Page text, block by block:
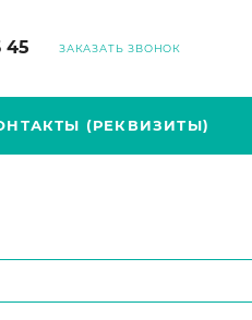
45 ЗАКАЗАТЬ ЗВОНОК
(РЕКВИЗИТЫ)